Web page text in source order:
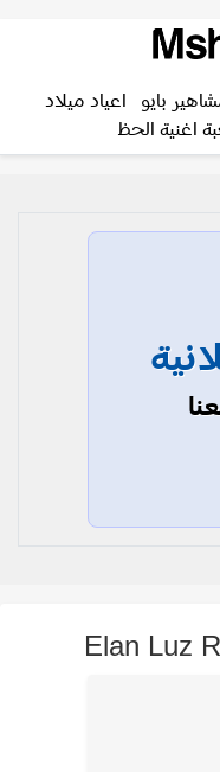
بايو
اعياد ميلاد
اغنية الحظ